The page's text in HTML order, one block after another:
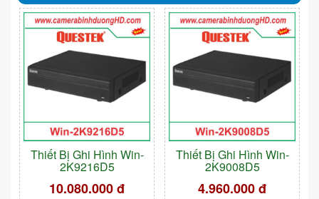
Thiết Bị Ghi Hình Win-
2K9216D5
10.080.000 đ
Thiết Bị Ghi Hình Win-
2K9008D5
4.960.000 đ